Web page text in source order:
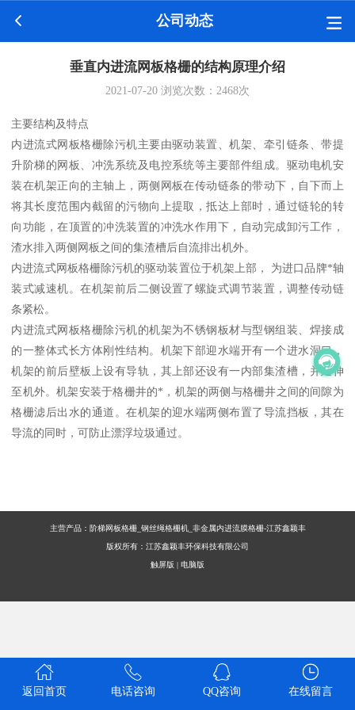
公司动态
垂直内进流网板格栅的结构原理介绍
2021-07-20 浏览次数： 2468次
主要结构及特点
内进流式网板格栅除污机主要由驱动装置、机架、牵引链条、带提
升阶梯的网板、冲洗系统及电控系统等主要部件组成。驱动电机安
装在机架正向的主轴上，两侧网板在传动链条的带动下，自下而上
将其长度范围内截留的污物向上提取，抵达上部时，通过链轮的转
向功能，在顶置的冲洗装置的冲洗水作用下，自动完成卸污工作，
渣水排入两侧网板之间的集渣槽后自流排出机外。
内进流式网板格栅除污机的驱动装置位于机架上部， 为进口品牌*轴
装式减速机。在机架前后二侧设置了螺旋式调节装置，调整传动链
条紧松。
内进流式网板格栅除污机的机架为不锈钢板材与型钢组装、焊接成
的一整体式长方体刚性结构。机架下部迎水端开有一个进水洞口，
机架的前后壁板上设有导轨，其上部还设有一内部集渣槽，并延伸
至机外。机架安装于格栅井的*，机架的两侧与格栅井之间的间隙为
格栅滤后出水的通道。在机架的迎水端两侧布置了导流挡板，其在
导流的同时，可防止漂浮垃圾通过。
主营产品：阶梯网板格栅_钢丝绳格栅机_非金属内进流膜格栅-江苏鑫颖丰
版权所有：江苏鑫颖丰环保科技有限公司
触屏版 | 电脑版
返回首页 电话咨询 QQ咨询 在线留言